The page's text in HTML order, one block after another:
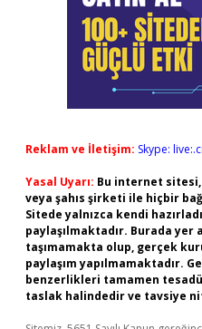
Reklam ve İletişim: Skype:
Yasal Uyarı: Bu internet
veya şahıs şirketi ile hiçbir
Sitede yalnızca kendi
paylaşılmaktadır. Burada
taşımamakta olup, gerçek
paylaşım yapılmamaktadır.
benzerlikleri tamamen
taslak halindedir ve tavsiye